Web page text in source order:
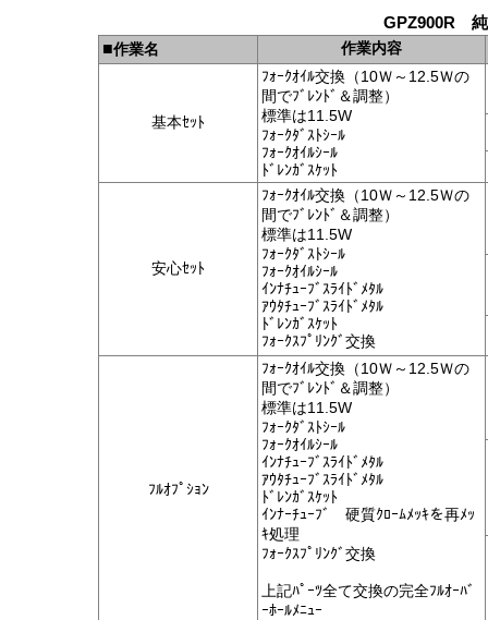
GPZ900R 純
■作業名 作業内容
基本ｾｯﾄ
ﾌｫｰｸｵｲﾙ交換（10Ｗ～12.5Ｗの
間でﾌﾞﾚﾝﾄﾞ＆調整）
標準は11.5W
ﾌｫｰｸﾀﾞｽﾄｼｰﾙ
ﾌｫｰｸｵｲﾙｼｰﾙ
ﾄﾞﾚﾝｶﾞｽｹｯﾄ
安心ｾｯﾄ
ﾌｫｰｸｵｲﾙ交換（10Ｗ～12.5Ｗの
間でﾌﾞﾚﾝﾄﾞ＆調整）
標準は11.5W
ﾌｫｰｸﾀﾞｽﾄｼｰﾙ
ﾌｫｰｸｵｲﾙｼｰﾙ
ｲﾝﾅﾁｭｰﾌﾞｽﾗｲﾄﾞﾒﾀﾙ
ｱｳﾀﾁｭｰﾌﾞｽﾗｲﾄﾞﾒﾀﾙ
ﾄﾞﾚﾝｶﾞｽｹｯﾄ
ﾌｫｰｸｽﾌﾟﾘﾝｸﾞ交換
ﾌﾙｵﾌﾟｼｮﾝ
ﾌｫｰｸｵｲﾙ交換（10Ｗ～12.5Ｗの
間でﾌﾞﾚﾝﾄﾞ＆調整）
標準は11.5W
ﾌｫｰｸﾀﾞｽﾄｼｰﾙ
ﾌｫｰｸｵｲﾙｼｰﾙ
ｲﾝﾅﾁｭｰﾌﾞｽﾗｲﾄﾞﾒﾀﾙ
ｱｳﾀﾁｭｰﾌﾞｽﾗｲﾄﾞﾒﾀﾙ
ﾄﾞﾚﾝｶﾞｽｹｯﾄ
ｲﾝﾅｰﾁｭｰﾌﾞ 硬質ｸﾛｰﾑﾒｯｷを再ﾒｯ
ｷ処理
ﾌｫｰｸｽﾌﾟﾘﾝｸﾞ交換
上記ﾊﾟｰﾂ全て交換の完全ﾌﾙｵｰﾊﾞ
ｰﾎｰﾙﾒﾆｭｰ